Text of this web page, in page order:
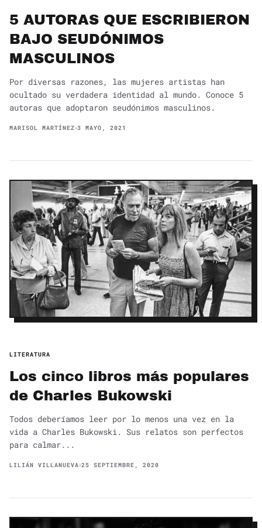
5 AUTORAS QUE ESCRIBIERON
BAJO SEUDÓNIMOS
MASCULINOS
Por diversas razones, las mujeres artistas han
ocultado su verdadera identidad al mundo. Conoce 5
autoras que adoptaron seudónimos masculinos.
MARISOL MARTÍNEZ 3 MAYO, 2021
LITERATURA
Los cinco libros más populares
de Charles Bukowski
Todos deberíamos leer por lo menos una vez en la
vida a Charles Bukowski. Sus relatos son perfectos
para calmar...
LILIÁN VILLANUEVA 25 SEPTIEMBRE, 2020